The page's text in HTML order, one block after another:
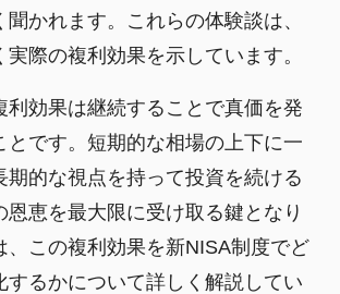
かれます。これらの体験談は、
際の複利効果を示しています。
利効果は継続することで真価を発
とです。短期的な相場の上下に一
期的な視点を持って投資を続ける
恩恵を最大限に受け取る鍵となり
、この複利効果を新NISA制度でど
するかについて詳しく解説してい